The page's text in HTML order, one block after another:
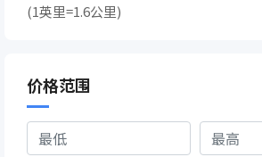
(1英里=1.6公里)
价格范围